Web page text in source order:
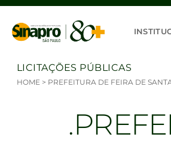
Ir para o conteúdo
LICITAÇÕES PÚBLICAS
HOME > PREFEITURA DE FEIRA DE